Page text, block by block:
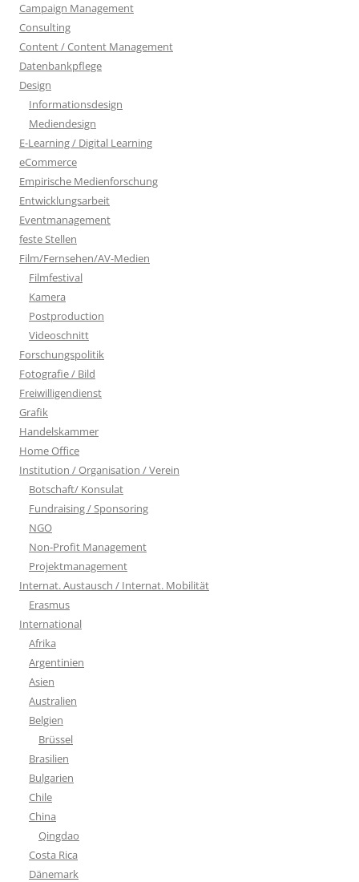
Campaign Management
Consulting
Content / Content Management
Datenbankpflege
Design
Informationsdesign
Mediendesign
E-Learning / Digital Learning
eCommerce
Empirische Medienforschung
Entwicklungsarbeit
Eventmanagement
feste Stellen
Film/Fernsehen/AV-Medien
Filmfestival
Kamera
Postproduction
Videoschnitt
Forschungspolitik
Fotografie / Bild
Freiwilligendienst
Grafik
Handelskammer
Home Office
Institution / Organisation / Verein
Botschaft/ Konsulat
Fundraising / Sponsoring
NGO
Non-Profit Management
Projektmanagement
Internat. Austausch / Internat. Mobilität
Erasmus
International
Afrika
Argentinien
Asien
Australien
Belgien
Brüssel
Brasilien
Bulgarien
Chile
China
Qingdao
Costa Rica
Dänemark